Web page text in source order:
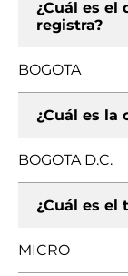
¿Cuál es el
registra?
BOGOTA
¿Cuál es la
BOGOTA D.C.
¿Cuál es el
MICRO